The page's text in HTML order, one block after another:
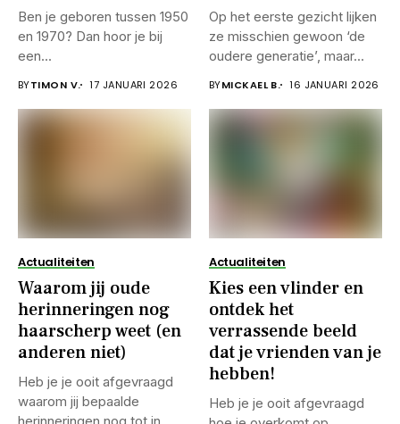
Ben je geboren tussen 1950
en 1970? Dan hoor je bij
een...
BYTIMON V. 17 JANUARI 2026
Op het eerste gezicht lijken
ze misschien gewoon ‘de
oudere generatie’, maar...
BYMICKAEL B. 16 JANUARI 2026
Actualiteiten
Waarom jij oude
herinneringen nog
haarscherp weet (en
anderen niet)
Heb je je ooit afgevraagd
waarom jij bepaalde
Actualiteiten
Kies een vlinder en
ontdek het
verrassende beeld
dat je vrienden van je
hebben!
Heb je je ooit afgevraagd